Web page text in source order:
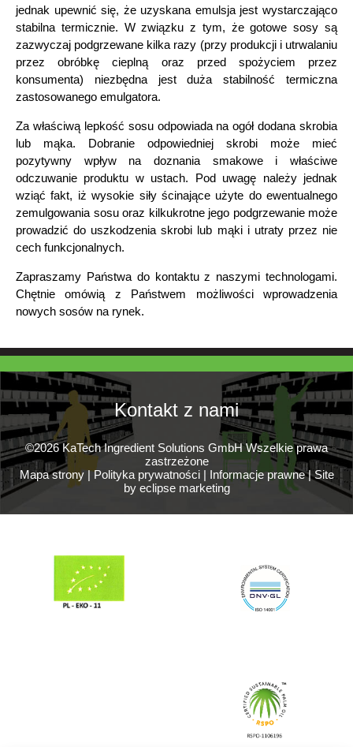
jednak upewnić się, że uzyskana emulsja jest wystarczająco
stabilna termicznie. W związku z tym, że gotowe sosy są
zazwyczaj podgrzewane kilka razy (przy produkcji i utrwalaniu
przez obróbkę cieplną oraz przed spożyciem przez
konsumenta) niezbędna jest duża stabilność termiczna
zastosowanego emulgatora.
Za właściwą lepkość sosu odpowiada na ogół dodana skrobia
lub mąka. Dobranie odpowiedniej skrobi może mieć
pozytywny wpływ na doznania smakowe i właściwe
odczuwanie produktu w ustach. Pod uwagę należy jednak
wziąć fakt, iż wysokie siły ścinające użyte do ewentualnego
zemulgowania sosu oraz kilkukrotne jego podgrzewanie może
prowadzić do uszkodzenia skrobi lub mąki i utraty przez nie
cech funkcjonalnych.
Zapraszamy Państwa do kontaktu z naszymi technologami.
Chętnie omówią z Państwem możliwości wprowadzenia
nowych sosów na rynek.
Kontakt z nami
©2026 KaTech Ingredient Solutions GmbH Wszelkie prawa
zastrzeżone
Mapa strony|Polityka prywatności| Informacje prawne|Site
by eclipse marketing